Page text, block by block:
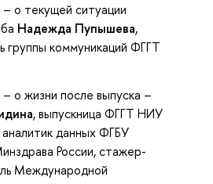
– о текущей ситуации
Надежда Пупышева,
группы коммуникаций ФГГТ
– о жизни после выпуска –
, выпускница ФГГТ НИУ
данных ФГБУ
России, стажер-
Международной